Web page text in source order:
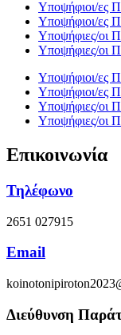
Υποψήφιοι/ες
Υποψήφιοι/ες
Υποψήφιες/οι
Υποψήφιες/οι
Υποψήφιοι/ες
Υποψήφιοι/ες
Υποψήφιες/οι
Υποψήφιες/οι
Επικοινωνία
Τηλέφωνο
2651 027915
Email
Διεύθυνση